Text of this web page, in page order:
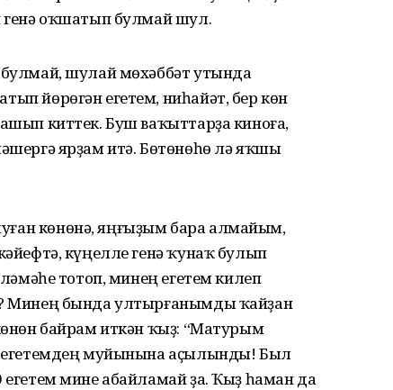
генә оҡшатып булмай шул.
шулай мөхәббәт утында
йөрөгән егетем, ниһайәт, бер көн
киттек. Буш ваҡыттарҙа киноға,
ярҙам итә. Бөтөнөһө лә яҡшы
көнөнә, яңғыҙым бара алмайым,
күңелле генә ҡунаҡ булып
тотоп, минең егетем килеп
Ми­нең бында ултырғанымды ҡайҙан
байрам иткән ҡыҙ: “Матурым
муйынына аҫылынды! Был
мине абайламай ҙа. Ҡыҙ һаман да